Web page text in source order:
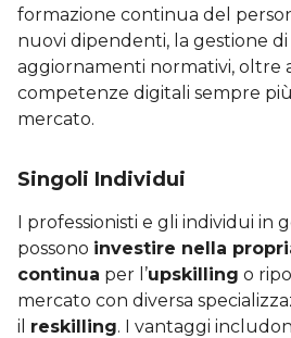
formazione continua del
nuovi dipendenti, la gestione
aggiornamenti normativi, oltre
competenze digitali sempre
mercato.
Singoli Individui
I professionisti e gli individui in
possono investire nella
continua per l’upskilling o
mercato con diversa
il reskilling. I vantaggi